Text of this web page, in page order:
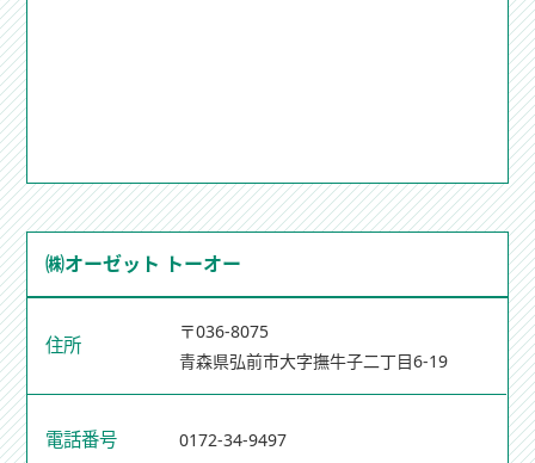
㈱オーゼット トーオー
住所
〒036-8075
青森県弘前市大字撫牛子二丁目6-19
電話番号 0172-34-9497